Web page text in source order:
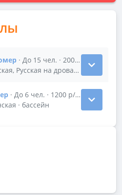
· До 15 чел. · 2000 р/час
Русская на дровах · бассейн
зала Большой
· До 6 чел. · 1200 р/час
· бассейнзала Малый номер